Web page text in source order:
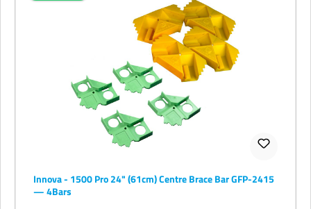
Innova - 1500 Pro 24" (61cm) Centre Brace Bar GFP-2415
— 4Bars